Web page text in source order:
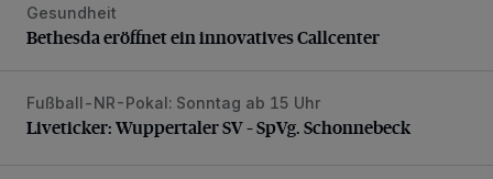
Bethesda eröffnet ein innovatives Callcenter
Gesundheit
Bethesda eröffnet ein innovatives Callcenter
Liveticker: Wuppertaler SV – SpVg. Schonnebeck
Fußball-NR-Pokal: Sonntag ab 15 Uhr
Liveticker: Wuppertaler SV – SpVg. Schonnebeck